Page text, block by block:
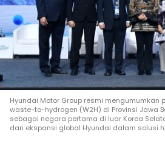
Hyundai Motor Group resmi mengumumkan
waste-to-hydrogen (W2H) di Provinsi Jawa
sebagai negara pertama di luar Korea
dari ekspansi global Hyundai dalam solusi